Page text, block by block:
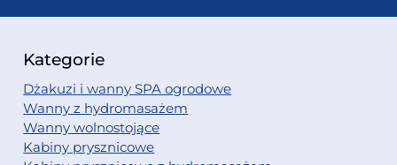
Kategorie
Dżakuzi i wanny SPA ogrodowe
Wanny z hydromasażem
Wanny wolnostojące
Kabiny prysznicowe